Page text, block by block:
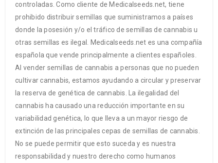
controladas. Como cliente de Medicalseeds.net, tiene
prohibido distribuir semillas que suministramos a países
donde la posesión y/o el tráfico de semillas de cannabis u
otras semillas es ilegal. Medicalseeds.net es una compañía
española que vende principalmente a clientes españoles.
Al vender semillas de cannabis a personas que no pueden
cultivar cannabis, estamos ayudando a circular y preservar
la reserva de genética de cannabis. La ilegalidad del
cannabis ha causado una reducción importante en su
variabilidad genética, lo que lleva a un mayor riesgo de
extinción de las principales cepas de semillas de cannabis.
No se puede permitir que esto suceda y es nuestra
responsabilidad y nuestro derecho como humanos